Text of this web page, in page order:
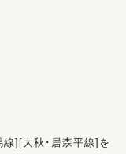
][大秋･居森平線]を